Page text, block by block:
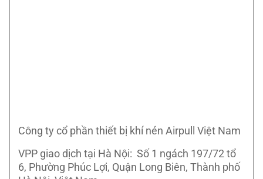
Công ty cổ phần thiết bị khí nén Airpull Việt Nam
VPP giao dịch tại Hà Nội: Số 1 ngách 197/72 tổ
6, Phường Phúc Lợi, Quận Long Biên, Thành phố